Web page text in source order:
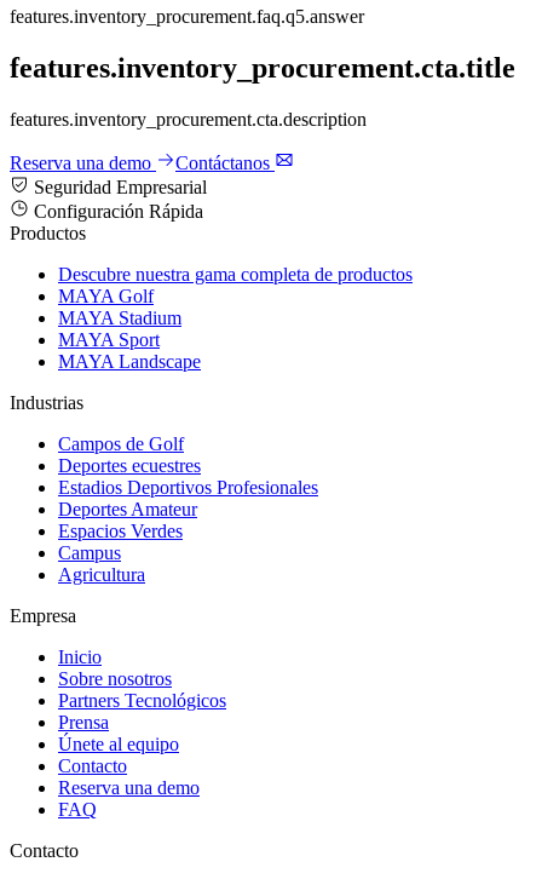
features.inventory_procurement.faq.q5.answer
features.inventory_procurement.cta.title
features.inventory_procurement.cta.description
Reserva una demo
Contáctanos
Seguridad Empresarial
Configuración Rápida
Productos
Descubre nuestra gama completa de productos
MAYA Golf
MAYA Stadium
MAYA Sport
MAYA Landscape
Industrias
Campos de Golf
Deportes ecuestres
Estadios Deportivos Profesionales
Deportes Amateur
Espacios Verdes
Campus
Agricultura
Empresa
Inicio
Sobre nosotros
Partners Tecnológicos
Prensa
Únete al equipo
Contacto
Reserva una demo
FAQ
Contacto